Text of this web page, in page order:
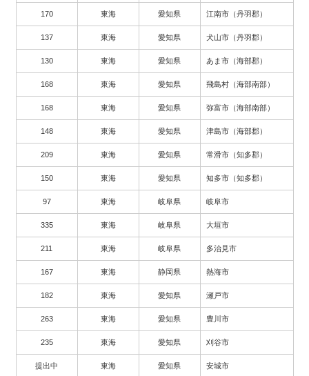
170 東海 愛知県 江南市（丹羽郡）
137 東海 愛知県 犬山市（丹羽郡）
130 東海 愛知県 あま市（海部郡）
168 東海 愛知県 飛島村（海部南部）
168 東海 愛知県 弥富市（海部南部）
148 東海 愛知県 津島市（海部郡）
209 東海 愛知県 常滑市（知多郡）
150 東海 愛知県 知多市（知多郡）
97 東海 岐阜県 岐阜市
335 東海 岐阜県 大垣市
211 東海 岐阜県 多治見市
167 東海 静岡県 熱海市
182 東海 愛知県 瀬戸市
263 東海 愛知県 豊川市
235 東海 愛知県 刈谷市
提出中 東海 愛知県 安城市